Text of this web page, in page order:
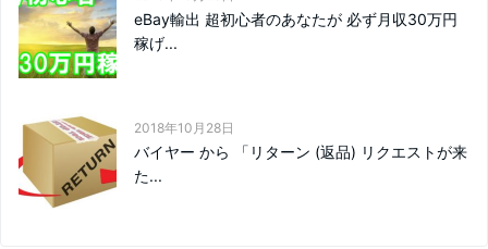
eBay輸出 超初心者のあなたが 必ず月収30万円
稼げ...
2018年10月28日
バイヤー から 「リターン (返品) リクエストが来
た...